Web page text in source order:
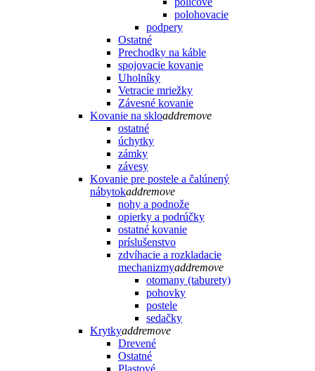
polohovacie
podpery
Ostatné
Prechodky na káble
spojovacie kovanie
Uholníky
Vetracie mriežky
Závesné kovanie
Kovanie na skloaddremove
ostatné
úchytky
zámky
závesy
Kovanie pre postele a čalúnený
nábytokaddremove
nohy a podnože
opierky a podrúčky
ostatné kovanie
príslušenstvo
zdvíhacie a rozkladacie
mechanizmyaddremove
otomany (taburety)
pohovky
postele
sedačky
Krytkyaddremove
Drevené
Ostatné
Plastové